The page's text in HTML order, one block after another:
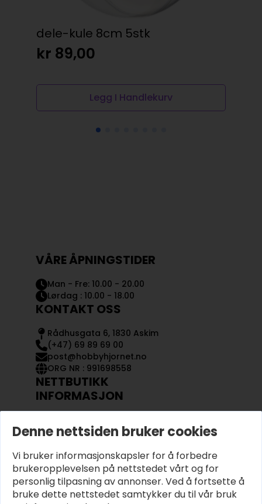
dele-kule 8cm 5stk
kr 89,00
Legg I Handlekurv
VÅRE ÅPNINGSTIDER
Man - Fre: 10.00 - 20.00
Lørdag : 10.00 - 18.00
KONTAKT OSS
Rådhusgata 6, 1830 Askim
(+47) 69 89 69 00
post@hobbyhjornet.no
ORG NR : 991698558
NETTBUTIKK
INFORMASJON
OM OSS
KJØPSVILKÅR OG BETINGELSER
PERSONVERN
Denne nettsiden bruker cookies
Vi bruker informasjonskapsler for å forbedre
brukeropplevelsen på nettstedet vårt og for
personlig tilpasning av annonser. Ved å fortsette å
bruke dette nettstedet samtykker du til vår bruk